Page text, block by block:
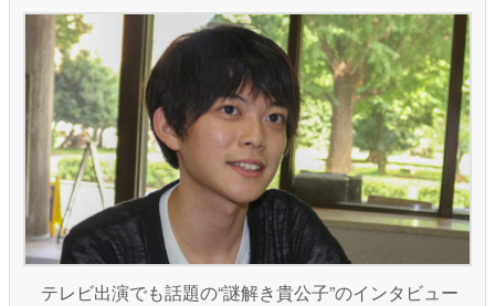
テレビ出演でも話題の“謎解き貴公子”のインタビュー